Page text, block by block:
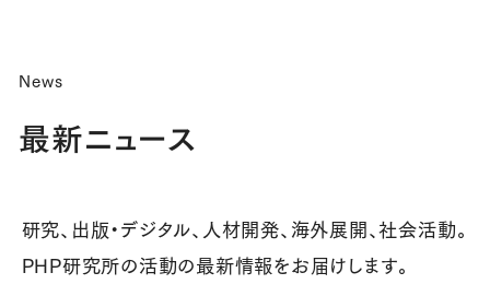
News
最新ニュース
研究、出版・デジタル、人材開発、海外展開、社会活動。
PHP研究所の活動の最新情報をお届けします。